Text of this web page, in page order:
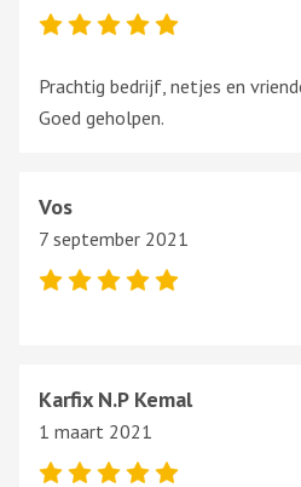
Prachtig bedrijf, netjes en
Goed geholpen.
Vos
7 september 2021
Karfix N.P Kemal
1 maart 2021